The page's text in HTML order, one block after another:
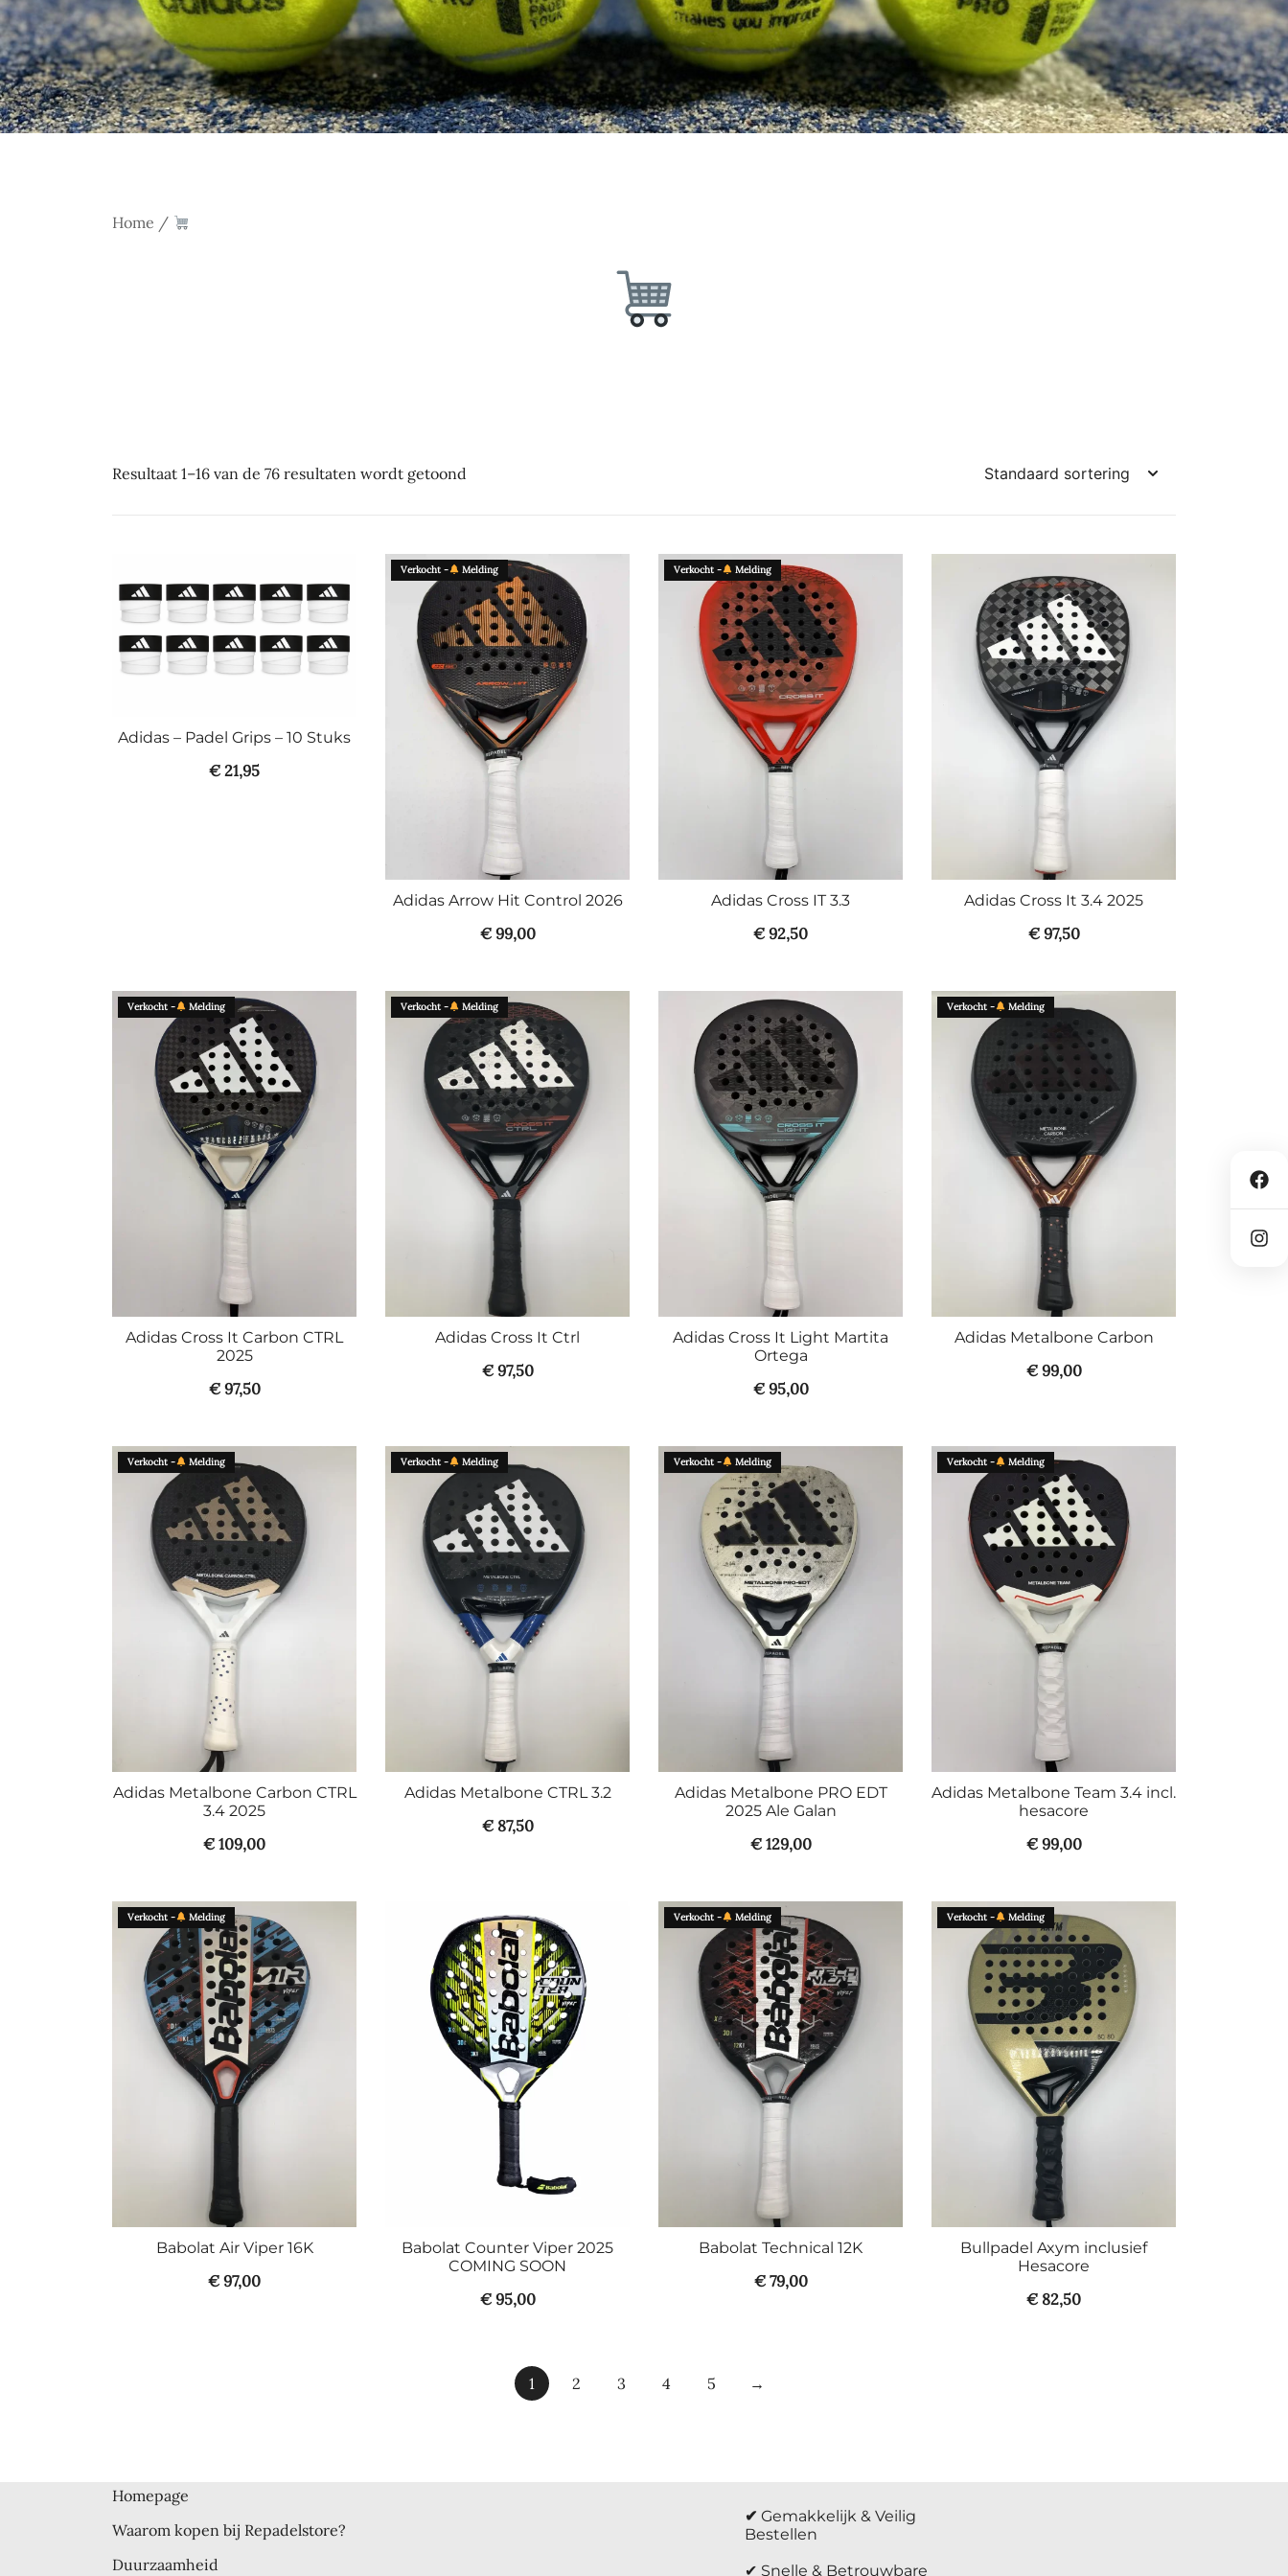
Home /
Resultaat 1–16 van de 76 resultaten wordt getoond
Adidas – Padel Grips – 10 Stuks
€ 21,95
Verkocht - Melding
Adidas Arrow Hit Control 2026
€99,00
Verkocht - Melding
Adidas Cross IT 3.3
€ 92,50
Adidas Cross It 3.4 2025
€97,50
Verkocht - Melding
Adidas Cross It Carbon CTRL
2025
€97,50
Verkocht - Melding
Adidas Cross It Ctrl
€97,50
Adidas Cross It Light Martita
Ortega
€95,00
Verkocht - Melding
Adidas Metalbone Carbon
€99,00
Verkocht - Melding
Adidas Metalbone Carbon CTRL
3.4 2025
€ 109,00
Verkocht - Melding
Adidas Metalbone CTRL 3.2
€87,50
Verkocht - Melding
Adidas Metalbone PRO EDT
2025 Ale Galan
€129,00
Verkocht - Melding
Adidas Metalbone Team 3.4 incl.
hesacore
€99,00
Verkocht - Melding
Babolat Air Viper 16K
€ 97,00
Babolat Counter Viper 2025
COMING SOON
€95,00
Verkocht - Melding
Babolat Technical 12K
€79,00
Verkocht - Melding
Bullpadel Axym inclusief
Hesacore
€ 82,50
1 2 3 4 5 →
Homepage
Waarom kopen bij Repadelstore?
Duurzaamheid
✔ Gemakkelijk & Veilig
Bestellen
✔ Snelle & Betrouwbare